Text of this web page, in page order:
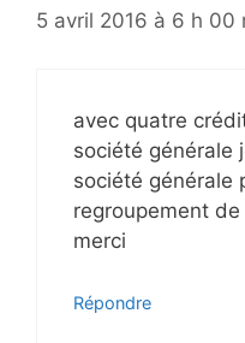
5 avril 2016 à 6 h 00
avec quatre
société générale
société générale
regroupement
merci
Répondre